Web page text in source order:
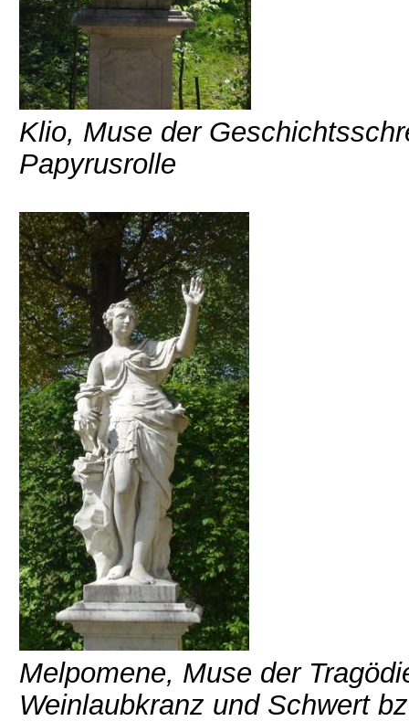
Klio, Muse der
Papyrusrolle
Melpomene, Muse der
Weinlaubkranz und Schwert